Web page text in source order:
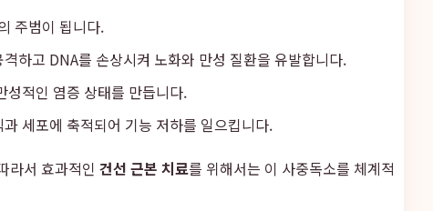
주범이 됩니다.
하고 DNA를 손상시켜 노화와 만성 질환을 유발합니다.
성적인 염증 상태를 만듭니다.
세포에 축적되어 기능 저하를 일으킵니다.
라서 효과적인 건선 근본 치료를 위해서는 이 사중독소를 체계적